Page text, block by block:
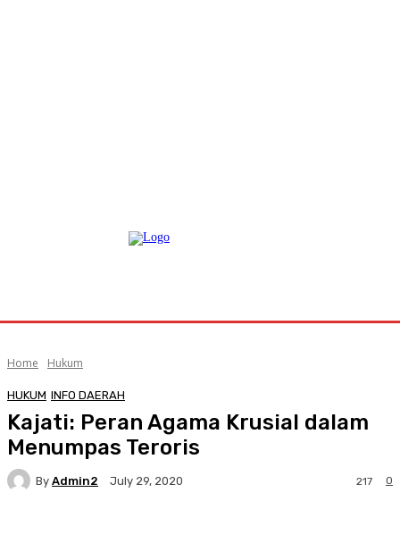
Home Hukum
HUKUM INFO DAERAH
Kajati: Peran Agama Krusial dalam
Menumpas Teroris
By Admin2 July 29, 2020 0
217